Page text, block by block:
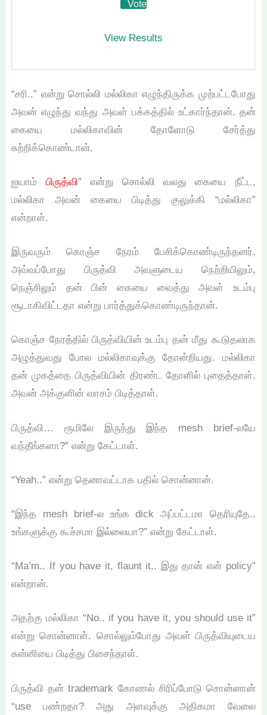
View Results
“சரி..” என்று சொல்லி மல்லிகா எழுந்திருக்க முற்பட்டபோது
அவன் எழுந்து வந்து அவள் பக்கத்தில் உட்கார்ந்தான். தன்
கையை மல்லிகாவின் தோளோடு சேர்த்து
சுற்றிக்கொண்டான்.
ஐயாம் பிருத்வி” என்று சொல்லி வலது கையை நீட்ட,
மல்லிகா அவன் கையை பிடித்து குலுக்கி “மல்லிகா”
என்றாள்.
இருவரும் கொஞ்ச நேரம் பேசிக்கொண்டிருந்தனர்.
அவ்வப்போது பிருத்வி அவளுடைய நெற்றியிலும்,
நெஞ்சிலும் தன் பின் கையை வைத்து அவள் உடம்பு
சூடாகிவிட்டதா என்று பார்த்துக்கொண்டிருந்தான்.
கொஞ்ச நேரத்தில் பிருத்வியின் உடம்பு தன் மீது கூடுதலாக
அழுத்துவது போல மல்லிகாவுக்கு தோன்றியது. மல்லிகா
தன் முகத்தை பிருத்வியின் திரண்ட தோளில் புதைத்தாள்.
அவன் அக்குளின் வாசம் பிடித்தாள்.
பிருத்வி… ரூமிலே இருந்து இந்த mesh brief-லயே
வந்தீங்களா?” என்று கேட்டாள்.
“Yeah..” என்று தெனாவட்டாக பதில் சொன்னான்.
“இந்த mesh brief-ல உங்க dick அப்பட்டமா தெரியுதே..
உங்களுக்கு கூச்சமா இல்லையா?” என்று கேட்டாள்.
“Ma’m.. If you have it, flaunt it.. இது தான் என் policy”
என்றான்.
அதற்கு மல்லிகா “No.. if you have it, you should use it”
என்று சொன்னாள். சொல்லும்போது அவள் பிருத்வியுடைய
சுன்னியை பிடித்து பிசைந்தாள்.
பிருத்வி தன் trademark கோணல் சிரிப்போடு சொன்னான்
“use பண்றதா? அது அளவுக்கு அதிகமா வேலை